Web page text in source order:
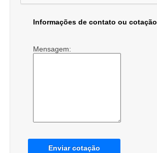
Informações de contato ou cotação
Mensagem:
Enviar cotação